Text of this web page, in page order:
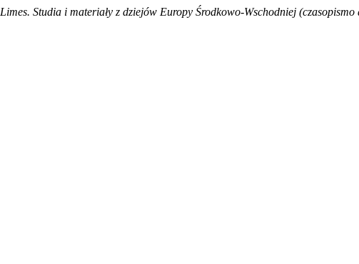
Limes. Studia i materiały z dziejów Europy Środkowo-Wschodniej